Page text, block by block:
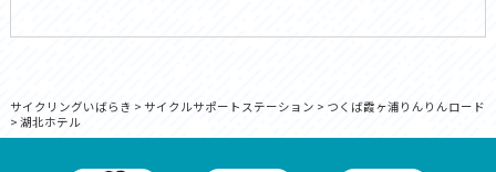
サイクリングいばらき > サイクルサポートステーション > つくば霞ヶ浦りんりんロード
> 湖北ホテル